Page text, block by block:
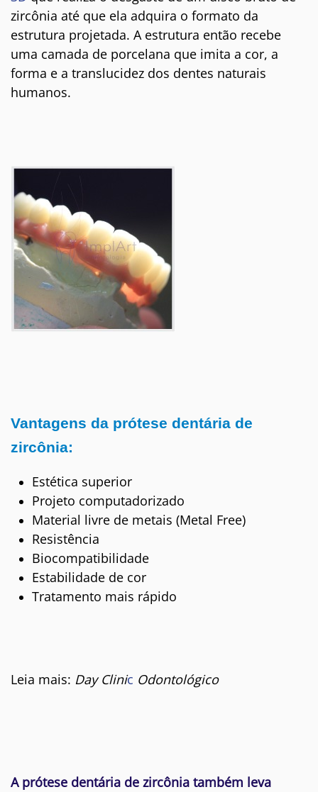
zircônia até que ela adquira o formato da
estrutura projetada. A estrutura então recebe
uma camada de porcelana que imita a cor, a
forma e a translucidez dos dentes naturais
humanos.
Vantagens da prótese dentária de
zircônia:
Estética superior
Projeto computadorizado
Material livre de metais (Metal Free)
Resistência
Biocompatibilidade
Estabilidade de cor
Tratamento mais rápido
Leia mais: Day Clinic Odontológico
A prótese dentária de zircônia também leva